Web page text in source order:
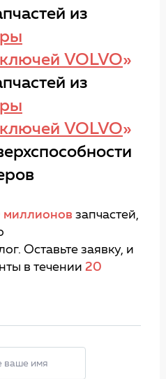
из
VOLVO»
из
VOLVO»
миллионов запчастей,
Оставьте заявку, и
в течении 20